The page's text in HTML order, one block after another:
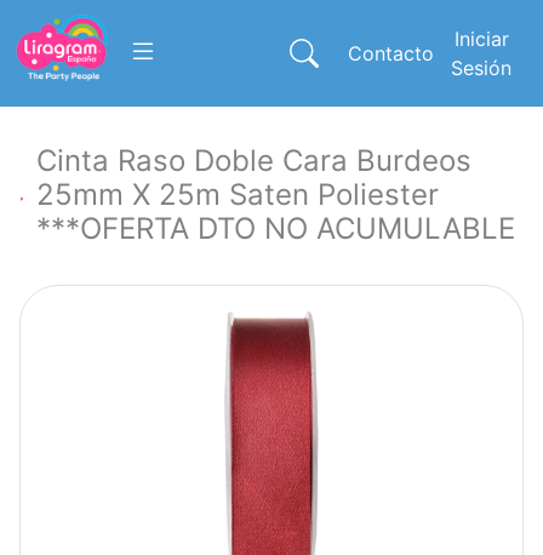
Contacto
Iniciar
Sesión
Cinta Raso Doble Cara Burdeos
25mm X 25m Saten Poliester
***OFERTA DTO NO ACUMULABLE